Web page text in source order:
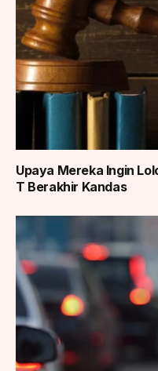
Upaya Mereka Ingin
T Berakhir Kandas